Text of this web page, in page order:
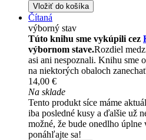
Vložiť do košíka
Čítaná
výborný stav
Túto knihu sme vykúpili cez
výbornom stave.Rozdiel
asi ani nespoznali. Knihu sme
na niektorých obaloch
14,00 €
Na sklade
Tento produkt síce máme
iba posledné kusy a ďalšie už
možné, že bude onedlho
ponáhľajte sa!